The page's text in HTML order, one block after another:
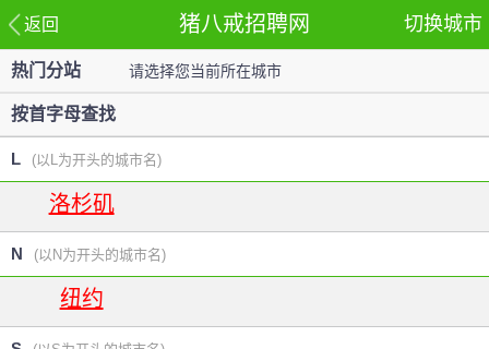
返回 切换城市
猪八戒招聘网
热门分站 请选择您当前所在城市
按首字母查找
L (以L为开头的城市名)
洛杉矶
N (以N为开头的城市名)
纽约